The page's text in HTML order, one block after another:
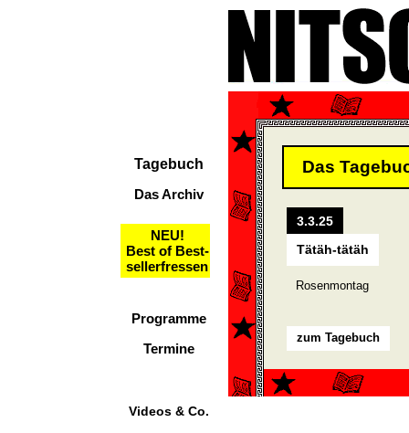
Tagebuch
Das Archiv
NEU!
Best of Best-
sellerfressen
Programme
Termine
Videos & Co.
Das
3.3.25
Tätäh-tätäh
Rosenmontag
zum Tagebuch